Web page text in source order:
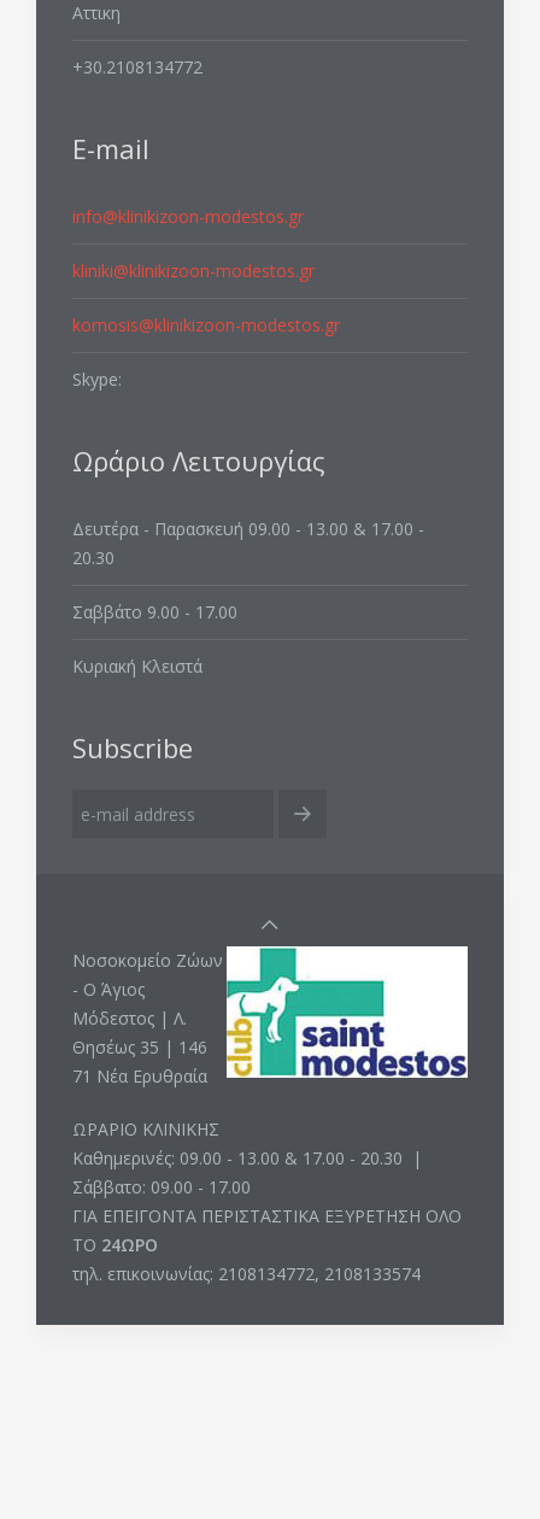
Αττικη
+30.2108134772
E-mail
info@klinikizoon-modestos.gr
kliniki@klinikizoon-modestos.gr
komosis@klinikizoon-modestos.gr
Skype:
Ωράριο Λειτουργίας
Δευτέρα - Παρασκευή 09.00 - 13.00 & 17.00 -
20.30
Σαββάτο 9.00 - 17.00
Κυριακή Κλειστά
Subscribe
Νοσοκομείο Ζώων
- Ο Άγιος
Μόδεστος | Λ.
Θησέως 35 | 146
71 Νέα Ερυθραία
ΩΡΑΡΙΟ ΚΛΙΝΙΚΗΣ
Καθημερινές: 09.00 - 13.00 & 17.00 - 20.30 |
Σάββατο: 09.00 - 17.00
ΓΙΑ ΕΠΕΙΓΟΝΤΑ ΠΕΡΙΣΤΑΣΤΙΚΑ ΕΞΥΡΕΤΗΣΗ ΟΛΟ
ΤΟ 24ΩΡΟ
τηλ. επικοινωνίας: 2108134772, 2108133574